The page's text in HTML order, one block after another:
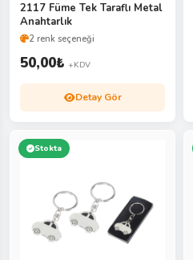
2117 Füme Tek Taraflı Metal
Anahtarlık
2 renk seçeneği
50,00₺ +KDV
Detay Gör
Stokta